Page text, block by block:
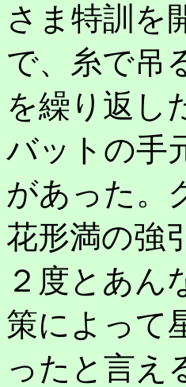
さま特訓を
で、糸で吊
を繰り返し
バットの手
があった。
花形満の強
２度とあん
策によって
ったと言え